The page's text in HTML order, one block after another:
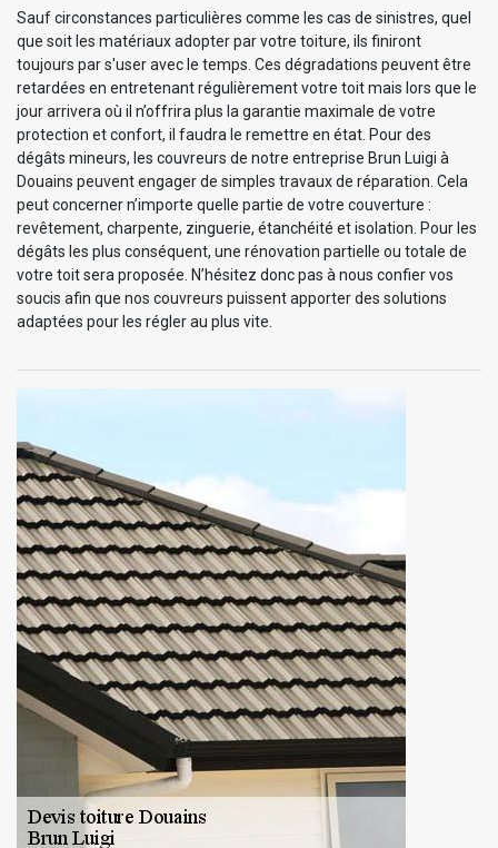
Sauf circonstances particulières comme les cas de sinistres, quel
que soit les matériaux adopter par votre toiture, ils finiront
toujours par s'user avec le temps. Ces dégradations peuvent être
retardées en entretenant régulièrement votre toit mais lors que le
jour arrivera où il n’offrira plus la garantie maximale de votre
protection et confort, il faudra le remettre en état. Pour des
dégâts mineurs, les couvreurs de notre entreprise Brun Luigi à
Douains peuvent engager de simples travaux de réparation. Cela
peut concerner n’importe quelle partie de votre couverture :
revêtement, charpente, zinguerie, étanchéité et isolation. Pour les
dégâts les plus conséquent, une rénovation partielle ou totale de
votre toit sera proposée. N’hésitez donc pas à nous confier vos
soucis afin que nos couvreurs puissent apporter des solutions
adaptées pour les régler au plus vite.